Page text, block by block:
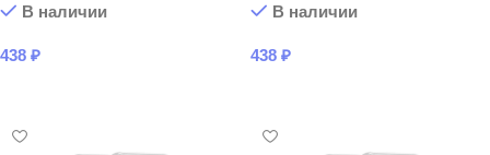
В наличии
438 ₽
В наличии
438 ₽